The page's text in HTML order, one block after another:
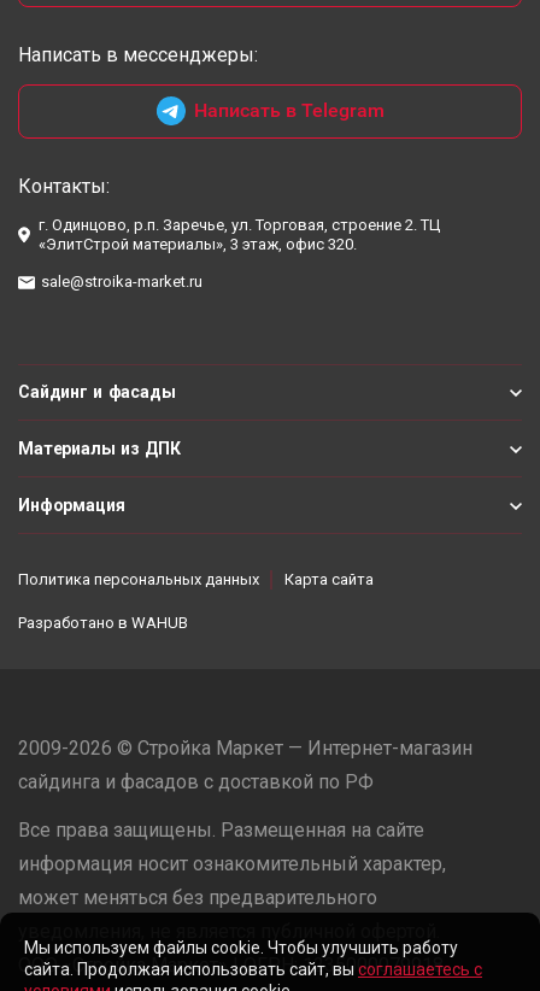
Написать в мессенджеры:
Написать в Telegram
Контакты:
г. Одинцово, р.п. Заречье, ул. Торговая, строение 2. ТЦ
«ЭлитСтрой материалы», 3 этаж, офис 320.
sale@stroika-market.ru
Сайдинг и фасады
Материалы из ДПК
Информация
Политика персональных данных Карта сайта
Разработано в WAHUB
2009-2026 © Стройка Маркет — Интернет-магазин
сайдинга и фасадов с доставкой по РФ
Все права защищены. Размещенная на сайте
информация носит ознакомительный характер,
может меняться без предварительного
ООО «Стройка Маркет» | ОГРН: 1235000079918
Мы используем файлы cookie. Чтобы улучшить работу
сайта. Продолжая использовать сайт, вы соглашаетесь с